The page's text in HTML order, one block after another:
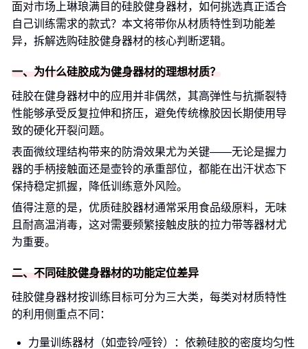
面对市场上琳琅满目的硅胶健身器材，如何挑选真正适合
自己训练需求的款式？本文将带你从材质特性到功能差
异，拆解选购硅胶健身器材的核心判断逻辑。
一、为什么硅胶成为健身器材的理想材质？
硅胶在健身器材中的应用并非偶然，其高弹性与抗撕裂特
性能够承受反复拉伸和挤压，避免传统橡胶因长期使用导
致的硬化开裂问题。
表面微纹理结构带来的防滑效果尤为关键——无论是握力
器的手柄接触面还是壶铃的承重部位，都能在出汗状态下
保持稳定抓握，降低训练意外风险。
值得注意的是，优质硅胶器材通常采用食品级原料，无味
且耐高温消毒，这对需要频繁接触皮肤的拉力带等器材尤
为重要。
二、不同硅胶健身器材的功能定位差异
硅胶健身器材按训练目标可分为三大类，每类对材质特性
的利用侧重点不同：
力量训练器材（如壶铃/哑铃）：依赖硅胶的密度均匀性